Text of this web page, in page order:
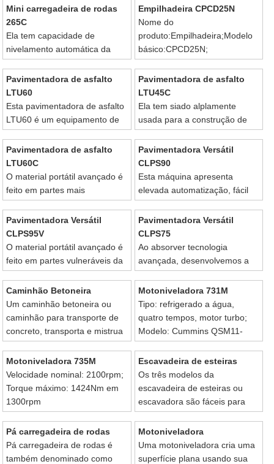
na tabela de referência.
de 260kg.
Mini carregadeira de rodas
265C
Ela tem capacidade de
nivelamento automática da
caçamba.
Empilhadeira CPCD25N
Nome do
produto:Empilhadeira;Modelo
básico:CPCD25N;
Pavimentadora de asfalto
LTU60
Esta pavimentadora de asfalto
LTU60 é um equipamento de
construção ideal para
pavimentação de
autoestradas, vias urbanas,
praças e assim por diante.
Pavimentadora de asfalto
LTU45C
Ela tem siado alplamente
usada para a construção de
auto-estradas, vias urbanas,
praças, parques de
estacionamento, etc.
Pavimentadora de asfalto
LTU60C
O material portátil avançado é
feito em partes mais
vulneráveis para garantir a
operação segura da nossa
máquina de construção.
Pavimentadora Versátil
CLPS90
Esta máquina apresenta
elevada automatização, fácil
operação e eficiência elevada,
sendo uma ferramenta ideal
para unidade de construção.
Pavimentadora Versátil
CLPS95V
O material portátil avançado é
feito em partes vulneráveis da
máquina para garantir um bom
desempenho.
Pavimentadora Versátil
CLPS75
Ao absorver tecnologia
avançada, desenvolvemos a
pavimentadora versátil
CLPS75 que é adequada para
a pavimentação de base e
superfície de auto estradas.
Caminhão Betoneira
Um caminhão betoneira ou
caminhão para transporte de
concreto, transporta e mistrua
o material da fábrica/planta
para o local construção.
Motoniveladora 731M
Tipo: refrigerado a água,
quatro tempos, motor turbo;
Modelo: Cummins QSM11-
C310/QSM3
Motoniveladora 735M
Velocidade nominal: 2100rpm;
Torque máximo: 1424Nm em
1300rpm
Escavadeira de esteiras
Os três modelos da
escavadeira de esteiras ou
escavadora são fáceis para
operação e podem ser
utilizados em ambientes
variados,portanto eles têm alta
eficiência de operação.
Pá carregadeira de rodas
Pá carregadeira de rodas é
também denominado como
Motoniveladora
Uma motoniveladora cria uma
superfície plana usando sua